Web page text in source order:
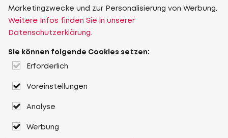
Marketingzwecke und zur Personalisierung von Werbung.
Weitere Infos finden Sie in unserer
Datenschutzerklärung.
Sie können folgende Cookies setzen:
Erforderlich
Voreinstellungen
Analyse
Werbung